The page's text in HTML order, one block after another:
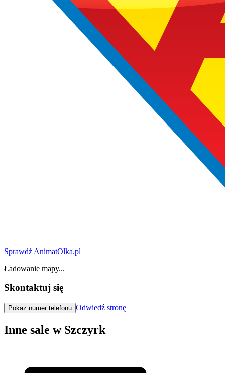
Sprawdź AnimatOlka.pl
Ładowanie mapy...
Skontaktuj się
Pokaż numer telefonu Odwiedź stronę
Inne sale w Szczyrk